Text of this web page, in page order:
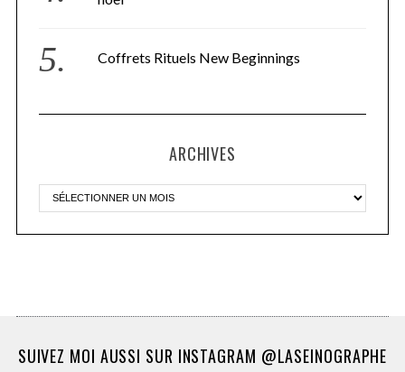
Coffrets Rituels New Beginnings
ARCHIVES
SUIVEZ MOI AUSSI SUR INSTAGRAM @LASEINOGRAPHE